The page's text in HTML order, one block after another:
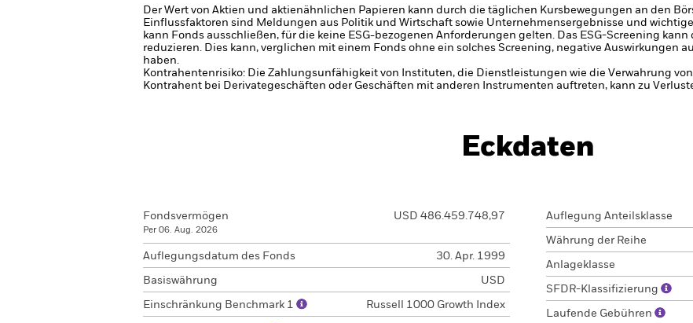
Der Wert von Aktien und aktienähnlichen Papieren kann durch die täglichen Kursbewegungen an den
Einflussfaktoren sind Meldungen aus Politik und Wirtschaft sowie Unternehmensergebnisse und
kann Fonds ausschließen, für die keine ESG-bezogenen Anforderungen gelten. Das ESG-Screening
reduzieren. Dies kann, verglichen mit einem Fonds ohne ein solches Screening, negative Auswirkungen
haben.
Kontrahentenrisiko: Die Zahlungsunfähigkeit von Instituten, die Dienstleistungen wie die Verwahrung
Kontrahent bei Derivategeschäften oder Geschäften mit anderen Instrumenten auftreten, kann zu
Eckdaten
Fondsvermögen
Per 06. Aug. 2026
USD 486.459.748,97
Auflegungsdatum des Fonds 30. Apr. 1999
Basiswährung USD
Einschränkung Benchmark 1 Russell 1000 Growth Index
Auflegung Anteilsklasse
Währung der Reihe
Anlageklasse
SFDR-Klassifizierung
Laufende Gebühren